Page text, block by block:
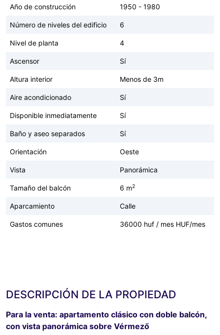
Año de construcción 1950 - 1980
Número de niveles del edificio 6
Nivel de planta 4
Ascensor Sí
Altura interior Menos de 3m
Aire acondicionado Sí
Disponible inmediatamente Sí
Baño y aseo separados Sí
Orientación Oeste
Vista Panorámica
Tamaño del balcón 6 m2
Aparcamiento Calle
Gastos comunes 36000 huf / mes HUF/mes
DESCRIPCIÓN DE LA PROPIEDAD
Para la venta: apartamento clásico con doble balcón,
con vista panorámica sobre Vérmező